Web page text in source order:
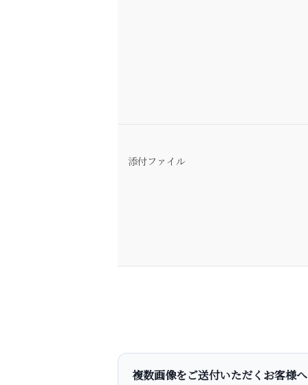
添付ファイル
複数画像をご送付いただくお客様へ